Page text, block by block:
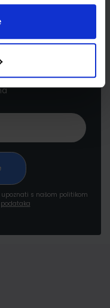
o novim
i drugim
s našom politikom